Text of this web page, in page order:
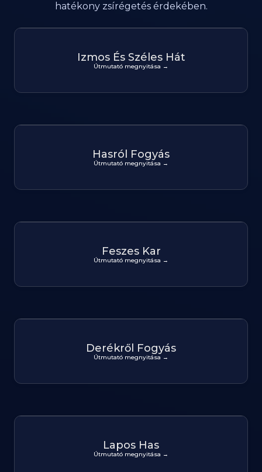
hatékony zsírégetés érdekében.
Izmos És Széles Hát
Útmutató megnyitása →
Hasról Fogyás
Útmutató megnyitása →
Feszes Kar
Útmutató megnyitása →
Derékről Fogyás
Útmutató megnyitása →
Lapos Has
Útmutató megnyitása →